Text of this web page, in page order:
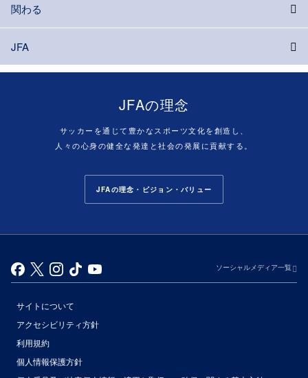
関わる
JFA
JFAの理念
サッカーを通じて豊かなスポーツ文化を創造し、
人々の心身の健全な発達と社会の発展に貢献する。
JFAの理念・ビジョン・バリュー
ソーシャルメディア一覧
サイトについて
アクセシビリティ方針
利用規約
個人情報保護方針